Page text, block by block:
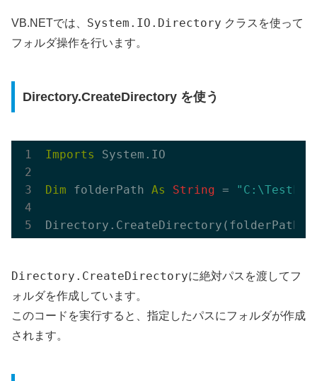
VB.NETでは、 System.IO.Directory クラスを使って
フォルダ操作を行います。
Directory.CreateDirectory を使う
Imports System.IO
Dim folderPath As String =
Directory.CreateDirectoryに絶対パスを渡してフ
ォルダを作成しています。
このコードを実行すると、指定したパスにフォルダが作成
されます。